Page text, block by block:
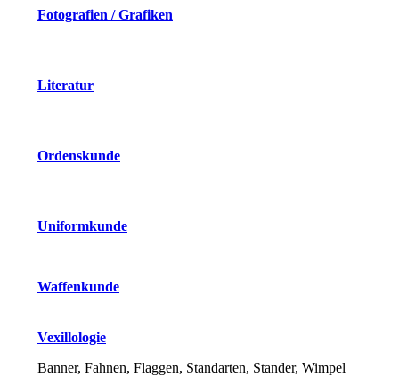
Fotografien / Grafiken
Literatur
Ordenskunde
Uniformkunde
Waffenkunde
Vexillologie
Banner, Fahnen, Flaggen, Standarten, Stander, Wimpel